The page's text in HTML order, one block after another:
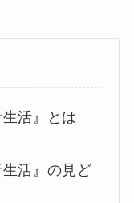
生活』とは
生活』の見ど